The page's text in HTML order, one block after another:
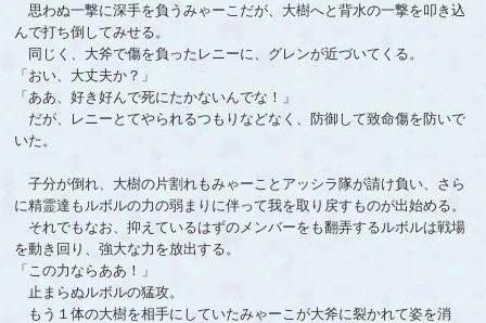
思わぬ一撃に深手を負うみゃーこだが、大樹へと背水の一撃を叩き込
んで打ち倒してみせる。
同じく、大斧で傷を負ったレニーに、グレンが近づいてくる。
「おい、大丈夫か？」
「ああ、好き好んで死にたかないんでな！」
だが、レニーとてやられるつもりなどなく、防御して致命傷を防いで
いた。
子分が倒れ、大樹の片割れもみゃーことアッシラ隊が請け負い、さら
に精霊達もルボルの力の弱まりに伴って我を取り戻すものが出始める。
それでもなお、抑えているはずのメンバーをも翻弄するルボルは戦場
を動き回り、強大な力を放出する。
「この力ならああ！」
止まらぬルボルの猛攻。
もう１体の大樹を相手にしていたみゃーこが大斧に裂かれて姿を消